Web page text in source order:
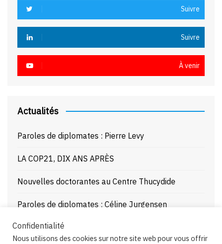
Suivre
Suivre
À venir
Actualités
Paroles de diplomates : Pierre Levy
LA COP21, DIX ANS APRÈS
Nouvelles doctorantes au Centre Thucydide
Paroles de diplomates : Céline Jurgensen
Journée d’étude : La Mer Noire enjeux stratégiques
et juridiques – 21/10/25
Confidentialité
Nous utilisons des cookies sur notre site web pour vous offrir